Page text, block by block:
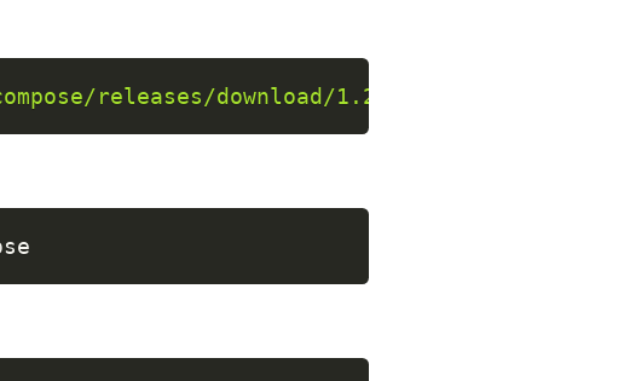
releases/download/1.29.2/docker-compose-